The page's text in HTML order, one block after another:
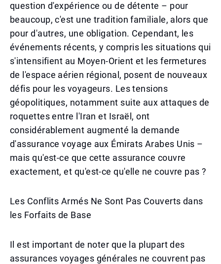
question d'expérience ou de détente – pour
beaucoup, c'est une tradition familiale, alors que
pour d'autres, une obligation. Cependant, les
événements récents, y compris les situations qui
s'intensifient au Moyen-Orient et les fermetures
de l'espace aérien régional, posent de nouveaux
défis pour les voyageurs. Les tensions
géopolitiques, notamment suite aux attaques de
roquettes entre l'Iran et Israël, ont
considérablement augmenté la demande
d'assurance voyage aux Émirats Arabes Unis –
mais qu'est-ce que cette assurance couvre
exactement, et qu'est-ce qu'elle ne couvre pas ?
Les Conflits Armés Ne Sont Pas Couverts dans
les Forfaits de Base
Il est important de noter que la plupart des
assurances voyages générales ne couvrent pas